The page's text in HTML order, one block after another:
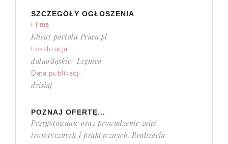
SZCZEGÓŁY OGŁOSZENIA
Firma:
Klient portalu Praca.pl
Lokalizacja:
dolnośląskie/ Legnica
Data publikacji:
dzisiaj
POZNAJ OFERTĘ...
Przygotowanie oraz prowadzenie zajęć
teoretycznych i praktycznych. Realizacja